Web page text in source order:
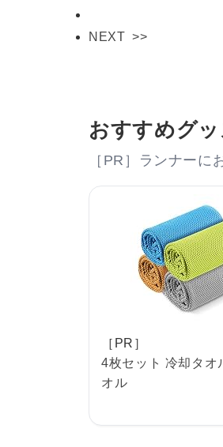
NEXT >>
おすすめグ
［PR］ランナーに
［PR］
4枚セット 冷却タオ
オル